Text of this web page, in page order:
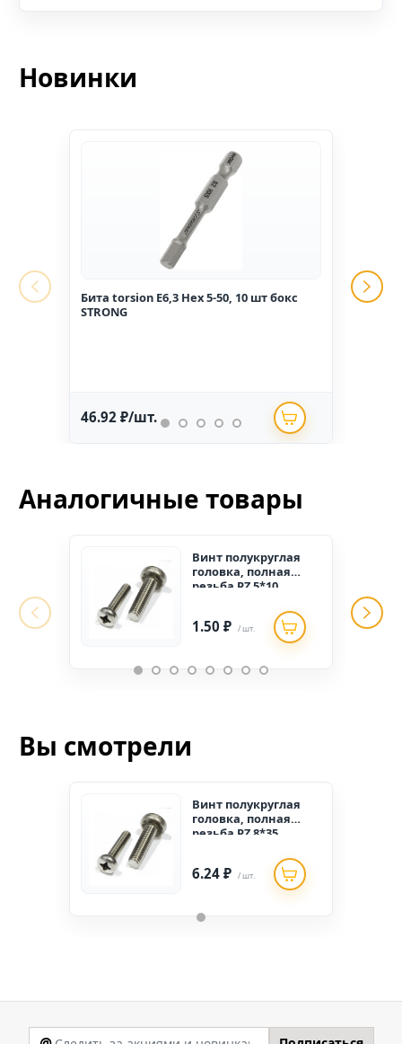
Новинки
Бита torsion E6,3 Hex 5-50, 10 шт бокс
STRONG
46.92 ₽/шт.
Аналогичные товары
Винт полукруглая
головка, полная
резьба PZ 5*10
1.50 ₽ / шт.
Вы смотрели
Винт полукруглая
головка, полная
резьба PZ 8*35
6.24 ₽ / шт.